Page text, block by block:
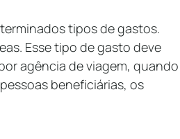
tipos de gastos.
Esse tipo de gasto deve
agência de viagem, quando
beneficiárias, os